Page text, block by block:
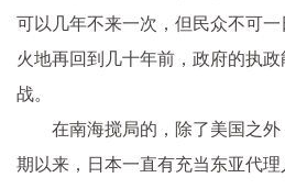
可以几年不来一次，但民众不可
火地再回到几十年前，政府的执
战。
在南海搅局的，除了美国之
期以来，日本一直有充当东亚代